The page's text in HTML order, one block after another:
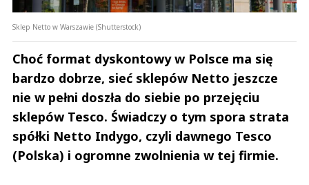
Sklep Netto w Warszawie (Shutterstock)
Choć format dyskontowy w Polsce ma się
bardzo dobrze, sieć sklepów Netto jeszcze
nie w pełni doszła do siebie po przejęciu
sklepów Tesco. Świadczy o tym spora strata
spółki Netto Indygo, czyli dawnego Tesco
(Polska) i ogromne zwolnienia w tej firmie.